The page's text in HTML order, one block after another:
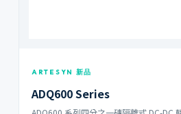
ARTESYN 新品
ADQ600 Series